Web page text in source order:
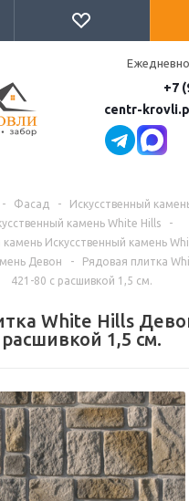
+7
centr-
- Фасад - Искусственный
камень White Hills
-
камень Искусственный камень
Девон
-
Рядовая плитка
421-80 с расшивкой 1,5 см.
White Hills
расшивкой 1,5 см.